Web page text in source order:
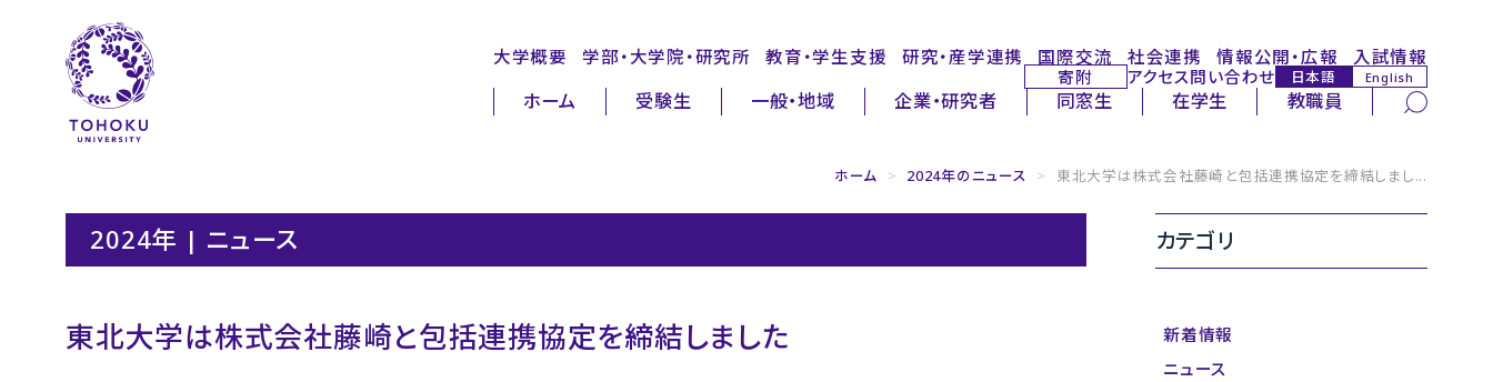
大学概要 学部・大学院・研究所 教育・学生支援 研究・産学連携 国際交流 社会連携 情報公開・広報 入試情報
寄附 アクセス問い合わせ 日本語 English
ホーム 受験生 一般・地域 企業・研究者 同窓生 在学生 教職員
ホーム > 2024年のニュース > 東北大学は株式会社藤崎と包括連携協定を締結しまし...
2024年 | ニュース
東北大学は株式会社藤崎と包括連携協定を締結しました
カテゴリ
新着情報
ニュース